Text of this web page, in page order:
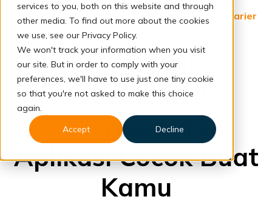
services to you, both on this website and through
other media. To find out more about the cookies
we use, see our Privacy Policy.
We won't track your information when you visit
our site. But in order to comply with your
preferences, we'll have to use just one tiny cookie
so that you're not asked to make this choice
again.
Accept
Decline
Tentang
Resources Toggle
children
Resources
Konsultasi
FRC Pekerjaan Online Aplikasi Freelance
Karier
Freelance|Tips Freelancer
Ingin Jadi
Freelancer?
Pekerjaan dan
Aplikasi Cocok Buat
Kamu